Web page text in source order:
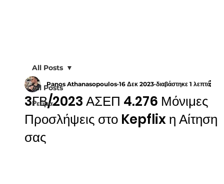
All Posts
Ρεύμα
All Posts
3ΓΒ/2023 ΑΣΕΠ 4.276 Μόνιμες
Προσλήψεις στο Kepflix η Αίτηση
σας
Panos Athanasopoulos 16 Δεκ 2023 διαβάστηκε 1 λεπτά